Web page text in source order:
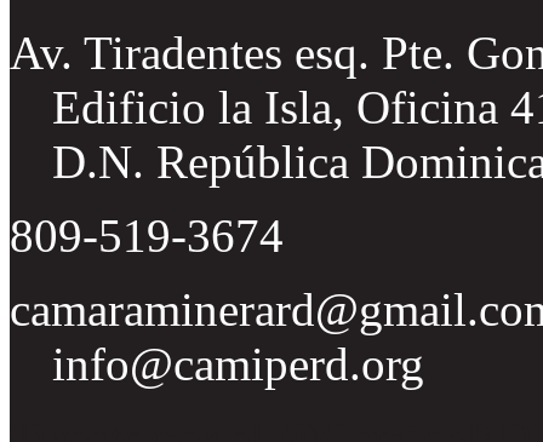
Av. Tiradentes esq. Pte.
Edificio la Isla, Oficina
D.N. República
809-519-3674
info@camiperd.org